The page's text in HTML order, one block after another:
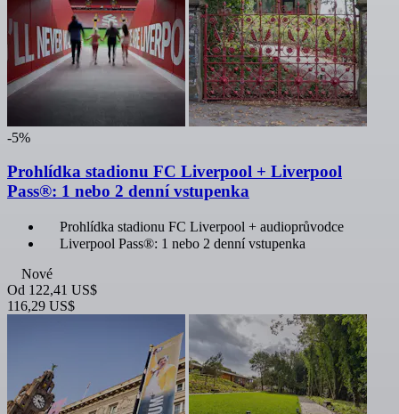
-5%
Prohlídka stadionu FC Liverpool + Liverpool
Pass®: 1 nebo 2 denní vstupenka
Prohlídka stadionu FC Liverpool + audioprůvodce
Liverpool Pass®: 1 nebo 2 denní vstupenka
Nové
Od 122,41 US$
116,29 US$